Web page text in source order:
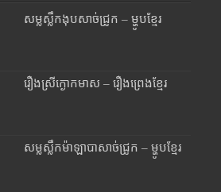
សម្លស្លឹកងុបសាច់ជ្រូក – ម្ហូបខ្មែរ
រឿងស្រីក្ងោកមាស – រឿងព្រេងខ្មែរ
សម្លស្លឹកម៉ាឡាបាសាច់ជ្រូក – ម្ហូបខ្មែរ